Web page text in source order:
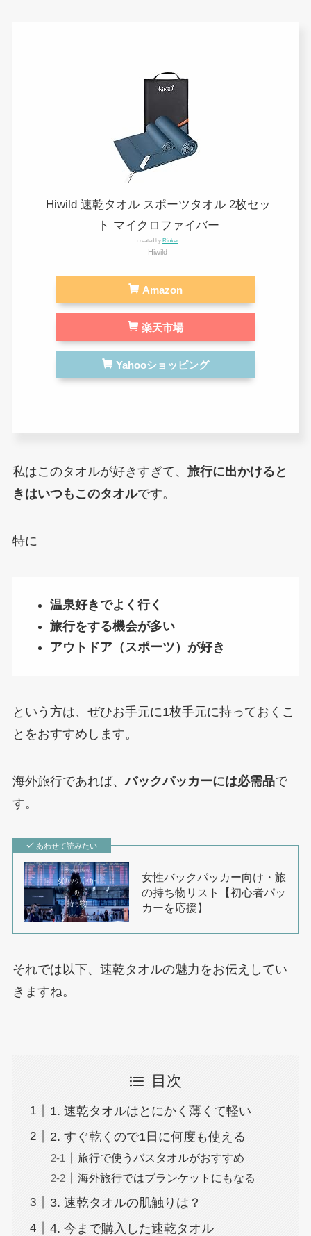
Hiwild 速乾タオル スポーツタオル 2枚セッ
ト マイクロファイバー
created by Rinker
Hiwild
Amazon
楽天市場
Yahooショッピング
私はこのタオルが好きすぎて、 旅行に出かけると
きはいつもこのタオルです。
特に
温泉好きでよく行く
旅行をする機会が多い
アウトドア（スポーツ）が好き
という方は、ぜひお手元に1枚手元に持っておくこ
とをおすすめします。
海外旅行であれば、バックパッカーには必需品で
す。
あわせて読みたい
女性バックパッカー向け・旅
の持ち物リスト【初心者パッ
カーを応援】
それでは以下、速乾タオルの魅力をお伝えしてい
きますね。
目次
1. 速乾タオルはとにかく薄くて軽い
2. すぐ乾くので1日に何度も使える
旅行で使うバスタオルがおすすめ
海外旅行ではブランケットにもなる
3. 速乾タオルの肌触りは？
4. 今まで購入した速乾タオル